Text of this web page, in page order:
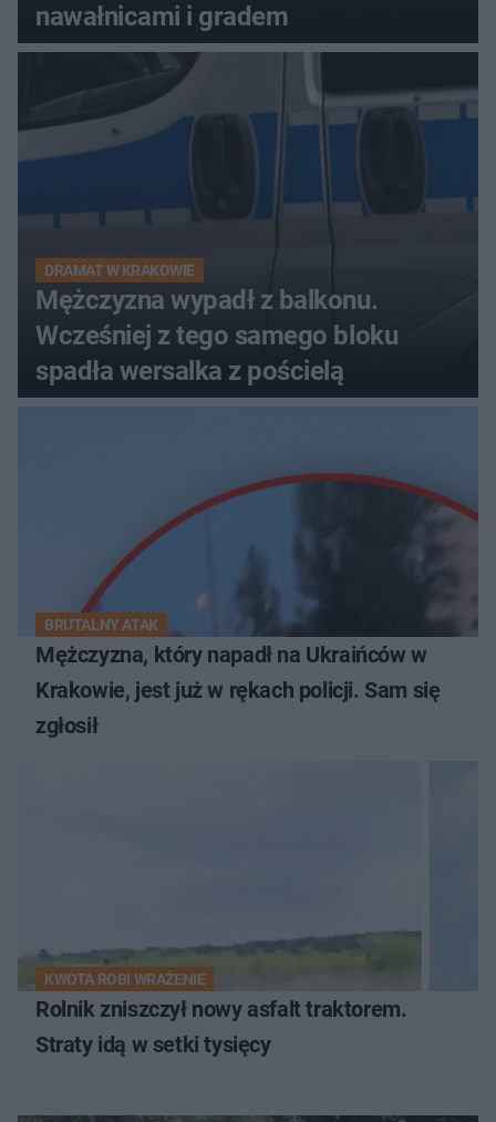
nawałnicami i gradem
DRAMAT W KRAKOWIE
Mężczyzna wypadł z balkonu.
Wcześniej z tego samego bloku
spadła wersalka z pościelą
BRUTALNY ATAK
Mężczyzna, który napadł na Ukraińców w
Krakowie, jest już w rękach policji. Sam się
zgłosił
KWOTA ROBI WRAŻENIE
Rolnik zniszczył nowy asfalt traktorem.
Straty idą w setki tysięcy